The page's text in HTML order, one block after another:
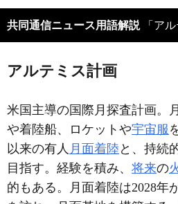
共同通信ニュース用語解説「アル
アルテミス計画
米国主導の国際月探査計画。
や着陸船、ロケットや宇宙服
以来の有人 月面着陸 と、持続
目指す。経験を積み、 将来の
的もある。月面着陸は2028年